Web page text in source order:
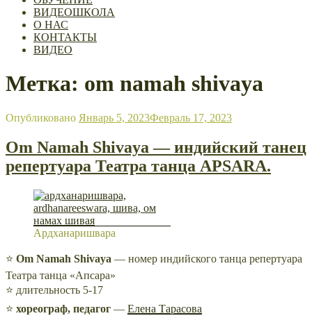
ВИДЕОШКОЛА
О НАС
КОНТАКТЫ
ВИДЕО
Метка: om namah shivaya
Опубликовано Январь 5, 2023Февраль 17, 2023
Om Namah Shivaya — индийский танец
репертуара Театра танца APSARA.
Ардханаришвара
⭐ Om Namah Shivaya — номер индийского танца репертуара
Театра танца «Апсара»
⭐ длительность 5-17
⭐ хореограф, педагог — Елена Тарасова